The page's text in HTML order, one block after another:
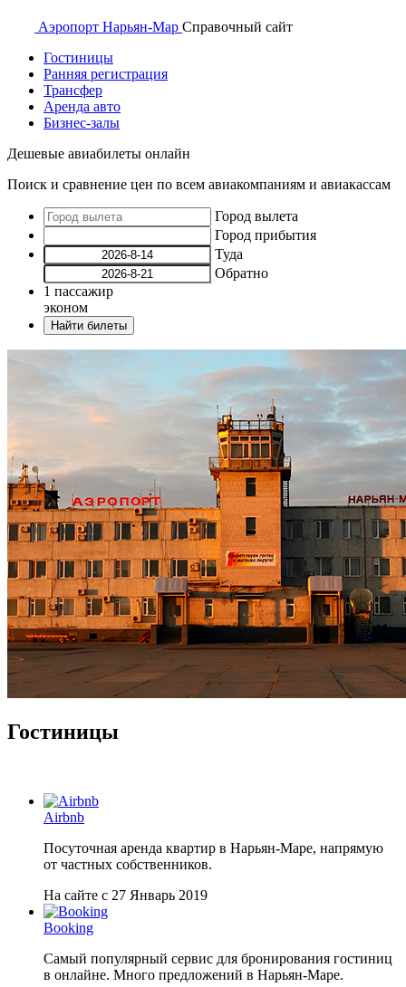
Аэропорт Нарьян-Мар Справочный сайт
Гостиницы
Ранняя регистрация
Трансфер
Аренда авто
Бизнес-залы
Дешевые авиабилеты онлайн
Поиск и сравнение цен по всем авиакомпаниям и авиакассам
Город вылета
Город прибытия
Туда
Обратно
1 пассажир
эконом
Найти билеты
Гостиницы
Airbnb
Посуточная аренда квартир в Нарьян-Маре, напрямую
от частных собственников.
На сайте с 27 Январь 2019
Booking
Самый популярный сервис для бронирования гостиниц
в онлайне. Много предложений в Нарьян-Маре.